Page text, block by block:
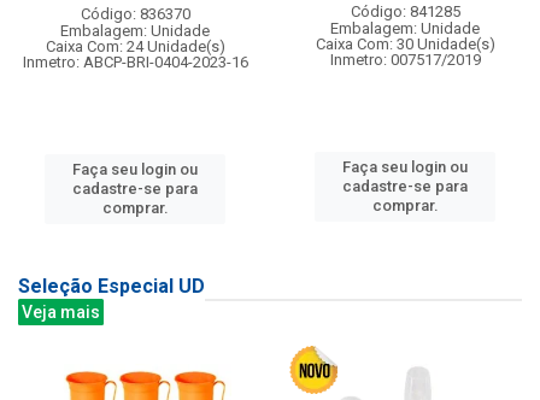
Código: 836370
Embalagem: Unidade
Caixa Com: 24 Unidade(s)
Inmetro: ABCP-BRI-0404-2023-16
Faça seu login ou
cadastre-se para
comprar.
Código: 841285
Embalagem: Unidade
Caixa Com: 30 Unidade(s)
Inmetro: 007517/2019
Faça seu login ou
cadastre-se para
comprar.
Seleção Especial UD
Veja mais